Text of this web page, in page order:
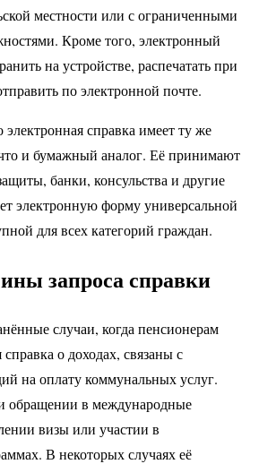
местности или с ограниченными
Кроме того, электронный
на устройстве, распечатать при
по электронной почте.
справка имеет ту же
и бумажный аналог. Её принимают
банки, консульства и другие
электронную форму универсальной
для всех категорий граждан.
запроса справки
случаи, когда пенсионерам
о доходах, связаны с
на оплату коммунальных услуг.
обращении в международные
визы или участии в
В некоторых случаях её